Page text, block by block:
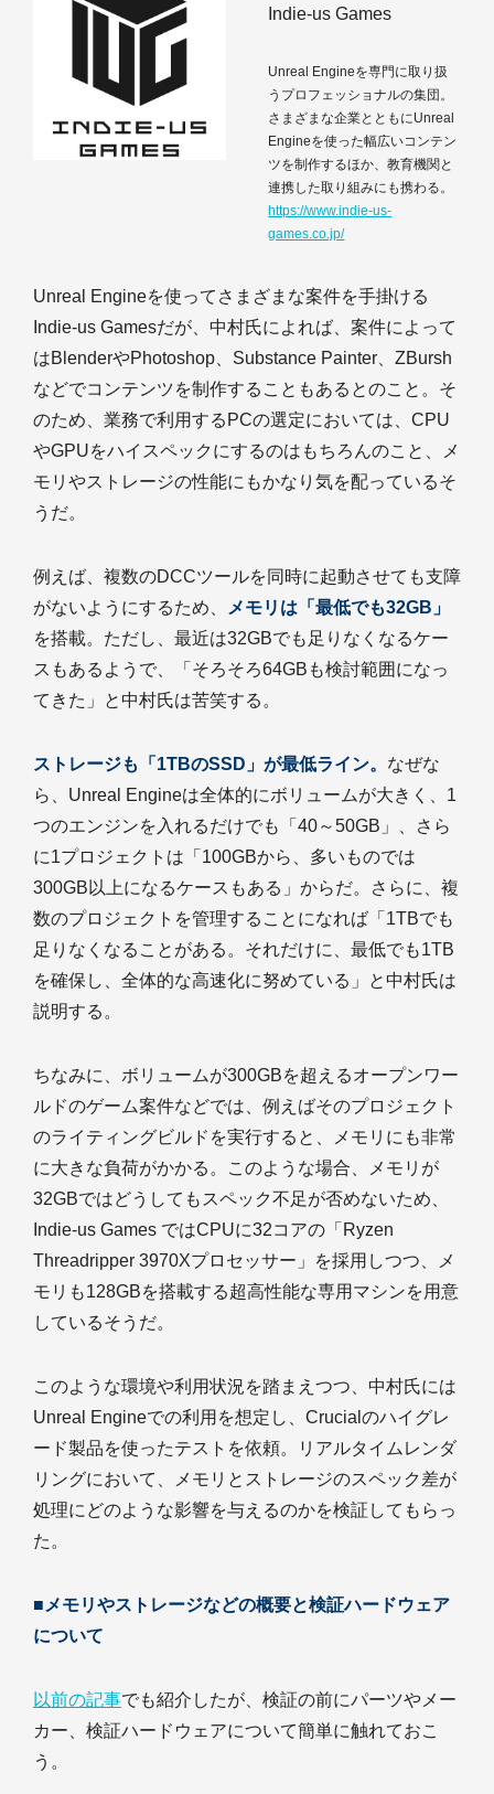
Indie-us Games
Unreal Engineを専門に取り扱
うプロフェッショナルの集団。
さまざまな企業とともにUnreal
Engineを使った幅広いコンテン
ツを制作するほか、教育機関と
連携した取り組みにも携わる。
https://www.indie-us-
games.co.jp/
Unreal Engineを使ってさまざまな案件を手掛ける
Indie-us Gamesだが、中村氏によれば、案件によって
はBlenderやPhotoshop、Substance Painter、ZBursh
などでコンテンツを制作することもあるとのこと。そ
のため、業務で利用するPCの選定においては、CPU
やGPUをハイスペックにするのはもちろんのこと、メ
モリやストレージの性能にもかなり気を配っているそ
うだ。
例えば、複数のDCCツールを同時に起動させても支障
がないようにするため、
メモリは「最低でも32GB」
を搭載。ただし、最近は32GBでも足りなくなるケー
スもあるようで、「そろそろ64GBも検討範囲になっ
てきた」と中村氏は苦笑する。
ストレージも「1TBのSSD」が最低ライン。 なぜな
ら、Unreal Engineは全体的にボリュームが大きく、1
つのエンジンを入れるだけでも「40～50GB」、さら
に1プロジェクトは「100GBから、多いものでは
300GB以上になるケースもある」からだ。さらに、複
数のプロジェクトを管理することになれば「1TBでも
足りなくなることがある。それだけに、最低でも1TB
を確保し、全体的な高速化に努めている」と中村氏は
説明する。
ちなみに、ボリュームが300GBを超えるオープンワー
ルドのゲーム案件などでは、例えばそのプロジェクト
のライティングビルドを実行すると、メモリにも非常
に大きな負荷がかかる。このような場合、メモリが
32GBではどうしてもスペック不足が否めないため、
Indie-us Games ではCPUに32コアの「Ryzen
Threadripper 3970Xプロセッサー」を採用しつつ、メ
モリも128GBを搭載する超高性能な専用マシンを用意
しているそうだ。
このような環境や利用状況を踏まえつつ、中村氏には
Unreal Engineでの利用を想定し、Crucialのハイグレ
ード製品を使ったテストを依頼。リアルタイムレンダ
リングにおいて、メモリとストレージのスペック差が
処理にどのような影響を与えるのかを検証してもらっ
た。
■メモリやストレージなどの概要と検証ハードウェア
について
以前の記事でも紹介したが、検証の前にパーツやメー
カー、検証ハードウェアについて簡単に触れておこ
う。